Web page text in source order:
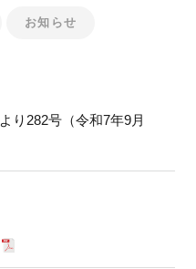
お知らせ
り282号（令和7年9月